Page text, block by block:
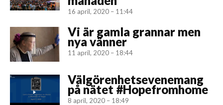
16 april, 2020 – 11:44
Vi är gamla grannar men
nya vänner
11 april, 2020 – 18:44
Välgörenhetsevenemang
på nätet #Hopefromhome
8 april, 2020 – 18:49